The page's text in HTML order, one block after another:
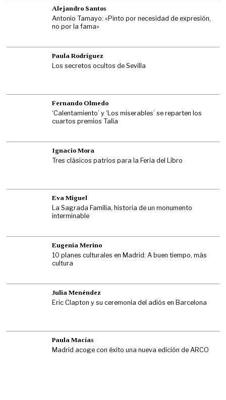
Alejandro Santos
Antonio Tamayo: «Pinto por necesidad de expresión,
no por la fama»
Paula Rodríguez
Los secretos ocultos de Sevilla
Fernando Olmedo
‘Calentamiento’ y ‘Los miserables’ se reparten los
cuartos premios Talía
Ignacio Mora
Tres clásicos patrios para la Feria del Libro
Eva Miguel
La Sagrada Familia, historia de un monumento
interminable
Eugenia Merino
10 planes culturales en Madrid: A buen tiempo, más
cultura
Julia Menéndez
Eric Clapton y su ceremonia del adiós en Barcelona
Paula Macías
Madrid acoge con éxito una nueva edición de ARCO